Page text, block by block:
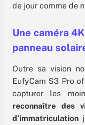
de jour comme de
Une caméra
panneau
Outre sa vision
EufyCam S3 Pro
capturer les
reconnaître des
d’immatriculation